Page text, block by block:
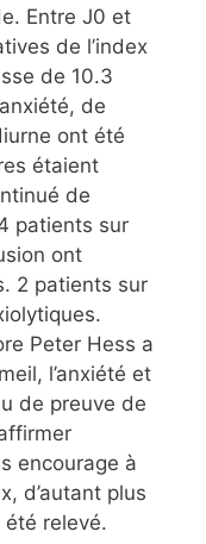
Entre J0 et
de l’index
de 10.3
de
ont été
étaient
de
patients sur
ont
2 patients sur
Peter Hess a
l’anxiété et
de preuve de
encourage à
d’autant plus
été relevé.